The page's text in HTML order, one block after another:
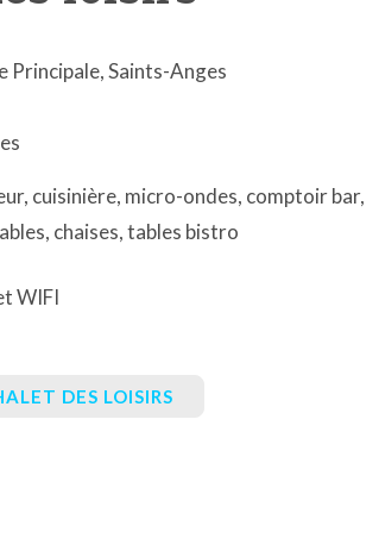
Principale, Saints-Anges
cuisinière, micro-ondes, comptoir bar,
chaises, tables bistro
WIFI
DES LOISIRS